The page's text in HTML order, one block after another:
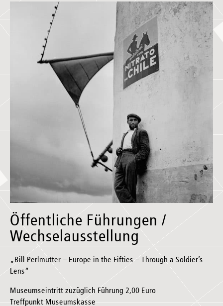
Öffentliche Führungen /
Wechselausstellung
„Bill Perlmutter – Europe in the Fifties – Through a Soldier’s
Lens“
Museumseintritt zuzüglich Führung 2,00 Euro
Treffpunkt Museumskasse